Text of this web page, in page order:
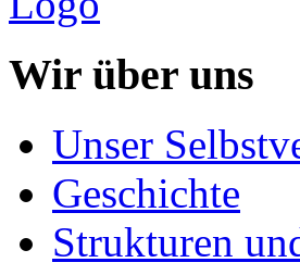
Wir über uns
Unser
Geschichte
Strukturen